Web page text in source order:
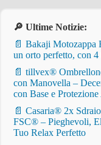
🔎 Ultime Notizie:
📄 Bakaji Motozappa
un orto perfetto, con
📄 tillvex®
con Manovella –
con Base e
📄 Casaria® 2x
FSC® – Pieghevoli,
Tuo Relax Perfetto